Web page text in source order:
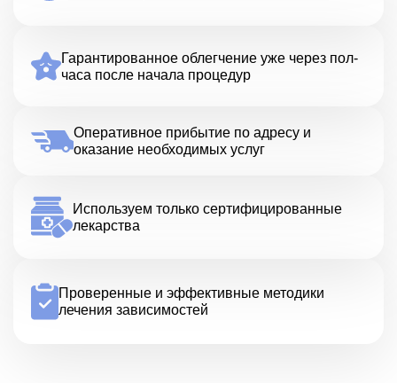
Гарантированное облегчение уже через пол-
часа после начала процедур
Оперативное прибытие по адресу и
оказание необходимых услуг
Используем только сертифицированные
лекарства
Проверенные и эффективные методики
лечения зависимостей